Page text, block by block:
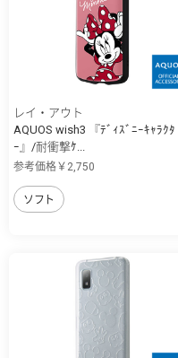
レイ・アウト
AQUOS wish3 『ﾃﾞｨｽﾞﾆｰｷｬﾗｸﾀ
ｰ』/耐衝撃ｹ...
参考価格￥2,750
ソフト